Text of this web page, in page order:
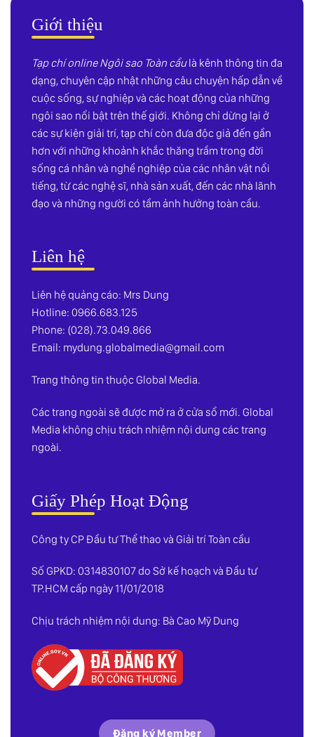
Giới thiệu
Tạp chí online Ngôi sao Toàn cầulà kênh thông tin đa
dạng, chuyên cập nhật những câu chuyện hấp dẫn về
cuộc sống, sự nghiệp và các hoạt động của những
ngôi sao nổi bật trên thế giới. Không chỉ dừng lại ở
các sự kiện giải trí, tạp chí còn đưa độc giả đến gần
hơn với những khoảnh khắc thăng trầm trong đời
sống cá nhân và nghề nghiệp của các nhân vật nổi
tiếng, từ các nghệ sĩ, nhà sản xuất, đến các nhà lãnh
đạo và những người có tầm ảnh hưởng toàn cầu.
Liên hệ
Liên hệ quảng cáo: Mrs Dung
Hotline: 0966.683.125
Phone: (028).73.049.866
Email: mydung.globalmedia@gmail.com
Trang thông tin thuộc Global Media.
Các trang ngoài sẽ được mở ra ở cửa sổ mới. Global
Media không chịu trách nhiệm nội dung các trang
ngoài.
Giấy Phép Hoạt Động
Công ty CP Đầu tư Thể thao và Giải trí Toàn cầu
Số GPKD: 0314830107 do Sở kế hoạch và Đầu tư
TP.HCM cấp ngày 11/01/2018
Chịu trách nhiệm nội dung: Bà Cao Mỹ Dung
Đăng ký Member